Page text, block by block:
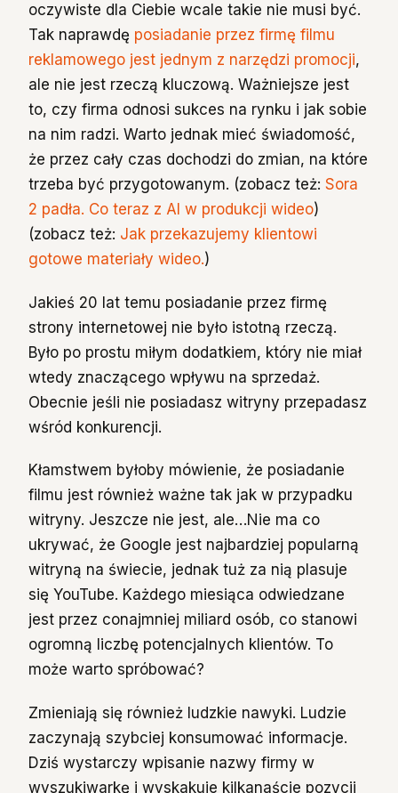
oczywiste dla Ciebie wcale takie nie musi być.
Tak naprawdę posiadanie przez firmę filmu
reklamowego jest jednym z narzędzi promocji,
ale nie jest rzeczą kluczową. Ważniejsze jest
to, czy firma odnosi sukces na rynku i jak sobie
na nim radzi. Warto jednak mieć świadomość,
że przez cały czas dochodzi do zmian, na które
trzeba być przygotowanym. (zobacz też: Sora
2 padła. Co teraz z AI w produkcji wideo)
(zobacz też: Jak przekazujemy klientowi
gotowe materiały wideo.)
Jakieś 20 lat temu posiadanie przez firmę
strony internetowej nie było istotną rzeczą.
Było po prostu miłym dodatkiem, który nie miał
wtedy znaczącego wpływu na sprzedaż.
Obecnie jeśli nie posiadasz witryny przepadasz
wśród konkurencji.
Kłamstwem byłoby mówienie, że posiadanie
filmu jest również ważne tak jak w przypadku
witryny. Jeszcze nie jest, ale…Nie ma co
ukrywać, że Google jest najbardziej popularną
witryną na świecie, jednak tuż za nią plasuje
się YouTube. Każdego miesiąca odwiedzane
jest przez conajmniej miliard osób, co stanowi
ogromną liczbę potencjalnych klientów. To
może warto spróbować?
Zmieniają się również ludzkie nawyki. Ludzie
zaczynają szybciej konsumować informacje.
Dziś wystarczy wpisanie nazwy firmy w
wyszukiwarkę i wyskakuje kilkanaście pozycji